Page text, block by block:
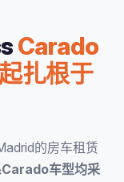
Carado
扎根于
的房车租赁
车型均采